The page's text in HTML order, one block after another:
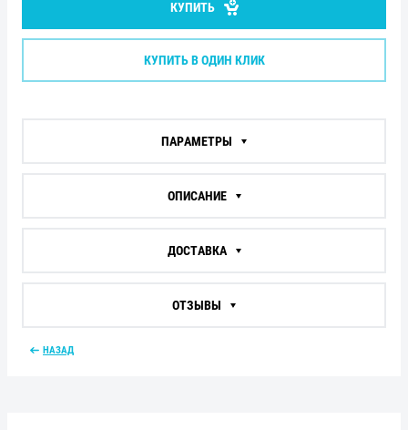
КУПИТЬ
КУПИТЬ В ОДИН КЛИК
ПАРАМЕТРЫ
ОПИСАНИЕ
ДОСТАВКА
ОТЗЫВЫ
НАЗАД